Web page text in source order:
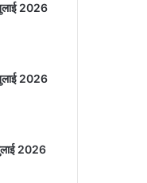
2026
2026
2026